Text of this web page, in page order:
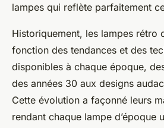
lampes qui reflète parfaitement
Historiquement, les lampes rétro
fonction des tendances et des
disponibles à chaque époque,
des années 30 aux designs
Cette évolution a façonné leurs
rendant chaque lampe d’époque